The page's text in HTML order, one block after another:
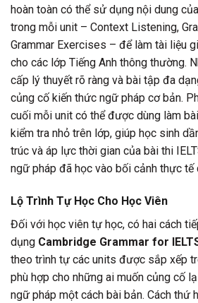
hoàn toàn có thể sử dụng nội dung
trong mỗi unit – Context Listening,
Grammar Exercises – để làm tài liệu
cho các lớp Tiếng Anh thông thường.
cấp lý thuyết rõ ràng và bài tập đa
củng cố kiến thức ngữ pháp cơ bản.
cuối mỗi unit có thể được dùng làm
kiểm tra nhỏ trên lớp, giúp học sinh
trúc và áp lực thời gian của bài thi
ngữ pháp đã học vào bối cảnh thực tế
Lộ Trình Tự Học Cho Học Viên
Đối với học viên tự học, có hai cách
dụng Cambridge Grammar for
theo trình tự các units được sắp xếp
phù hợp cho những ai muốn củng cố
ngữ pháp một cách bài bản. Cách thứ